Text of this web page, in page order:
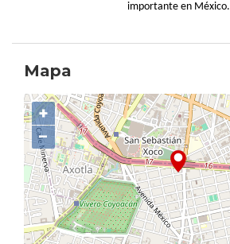
importante en México.
Mapa
+
−